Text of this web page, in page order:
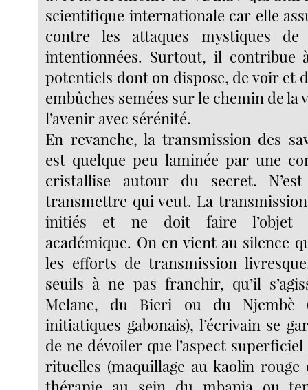
scientifique internationale car elle
contre les attaques mystiques de
intentionnées. Surtout, il contribue
potentiels dont on dispose, de voir et
embûches semées sur le chemin de la
l’avenir avec sérénité.
En revanche, la transmission des
est quelque peu laminée par une
cristallise autour du secret.
transmettre qui veut. La
initiés et ne doit faire l’objet
académique. On en vient au silence
les efforts de transmission
seuils à ne pas franchir, qu’il
Melane, du Bieri ou du Njembè
initiatiques gabonais), l’écrivain se
de ne dévoiler que l’aspect
rituelles (maquillage au kaolin rouge